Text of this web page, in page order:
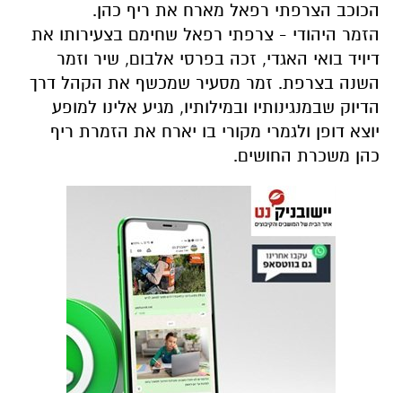
הכוכב הצרפתי רפאל מארח את ריף כהן.
הזמר היהודי - צרפתי רפאל שחימם בצעירותו את
דיויד בואי האגדי, זכה בפרסי אלבום, שיר וזמר
השנה בצרפת. זמר מסעיר שמכשף את הקהל דרך
הדיוק שבמנגינותיו ובמילותיו, מגיע אלינו למופע
יוצא דופן ולגמרי מקורי בו יארח את הזמרת ריף
כהן משכרת החושים.